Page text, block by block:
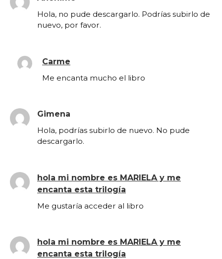
Hola, no pude descargarlo. Podrías subirlo de
nuevo, por favor.
Carme
Me encanta mucho el libro
Gimena
Hola, podrías subirlo de nuevo. No pude
descargarlo.
hola mi nombre es MARIELA y me
encanta esta trilogía
Me gustaría acceder al libro
hola mi nombre es MARIELA y me
encanta esta trilogía